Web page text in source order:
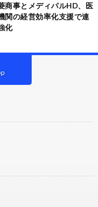
商事とメディパルHD、医
関の経営効率化支援で連
化